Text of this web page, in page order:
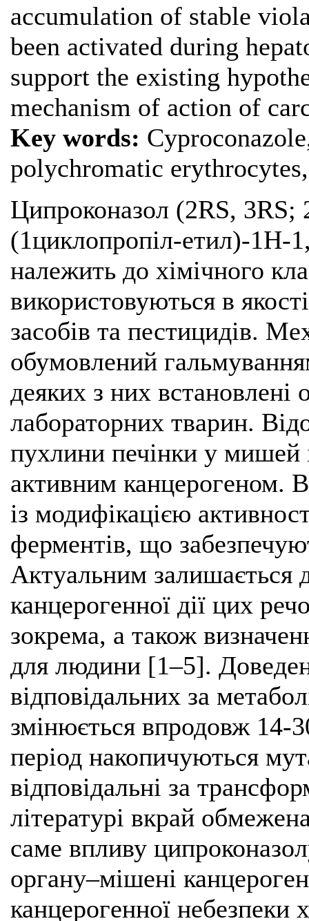
accumulation of stable
been activated during
support the existing
mechanism of action of
Key words:
polychromatic
Ципроконазол (2RS,
(1циклопропіл-етил)-1H-
належить до хімічного
використовуються в
засобів та пестицидів.
обумовлений
деяких з них встановлені
лабораторних тварин.
пухлини печінки у мишей
активним канцерогеном.
із модифікацією
ферментів, що
Актуальним залишається
канцерогенної дії цих
зокрема, а також
для людини [1–5].
відповідальних за
змінюється впродовж
період накопичуються
відповідальні за
літературі вкрай
саме впливу
органу–мішені
канцерогенної небезпеки